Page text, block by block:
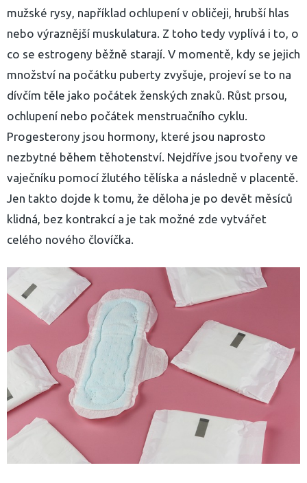
mužské rysy, například ochlupení v obličeji, hrubší hlas
nebo výraznější muskulatura. Z toho tedy vyplívá i to, o
co se estrogeny běžně starají. V momentě, kdy se jejich
množství na počátku puberty zvyšuje, projeví se to na
dívčím těle jako počátek ženských znaků. Růst prsou,
ochlupení nebo počátek menstruačního cyklu.
Progesterony jsou hormony, které jsou naprosto
nezbytné během těhotenství. Nejdříve jsou tvořeny ve
vaječníku pomocí žlutého tělíska a následně v placentě.
Jen takto dojde k tomu, že děloha je po devět měsíců
klidná, bez kontrakcí a je tak možné zde vytvářet
celého nového človíčka.